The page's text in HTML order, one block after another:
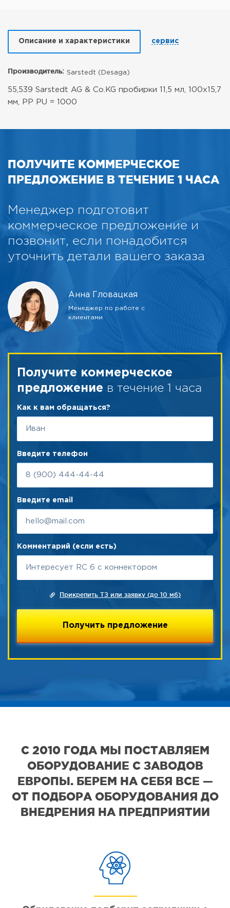
Описание и характеристики сервис
Производитель: Sarstedt (Desaga)
55,539 Sarstedt AG & Co.KG пробирки 11,5 мл, 100x15,7
мм, PP PU = 1000
ПОЛУЧИТЕ КОММЕРЧЕСКОЕ
ПРЕДЛОЖЕНИЕ В ТЕЧЕНИЕ 1 ЧАСА
Менеджер подготовит
коммерческое предложение и
позвонит, если понадобится
уточнить детали вашего заказа
Анна Гловацкая
Менеджер по работе с
клиентами
Получите коммерческое
предложение в течение 1 часа
Как к вам обращаться?
Введите телефон
Введите email
Комментарий (если есть)
Прикрепить ТЗ или заявку (до 10 мб)
С 2010 ГОДА МЫ ПОСТАВЛЯЕМ
ОБОРУДОВАНИЕ С ЗАВОДОВ
ЕВРОПЫ. БЕРЕМ НА СЕБЯ ВСЕ —
ОТ ПОДБОРА ОБОРУДОВАНИЯ ДО
ВНЕДРЕНИЯ НА ПРЕДПРИЯТИИ